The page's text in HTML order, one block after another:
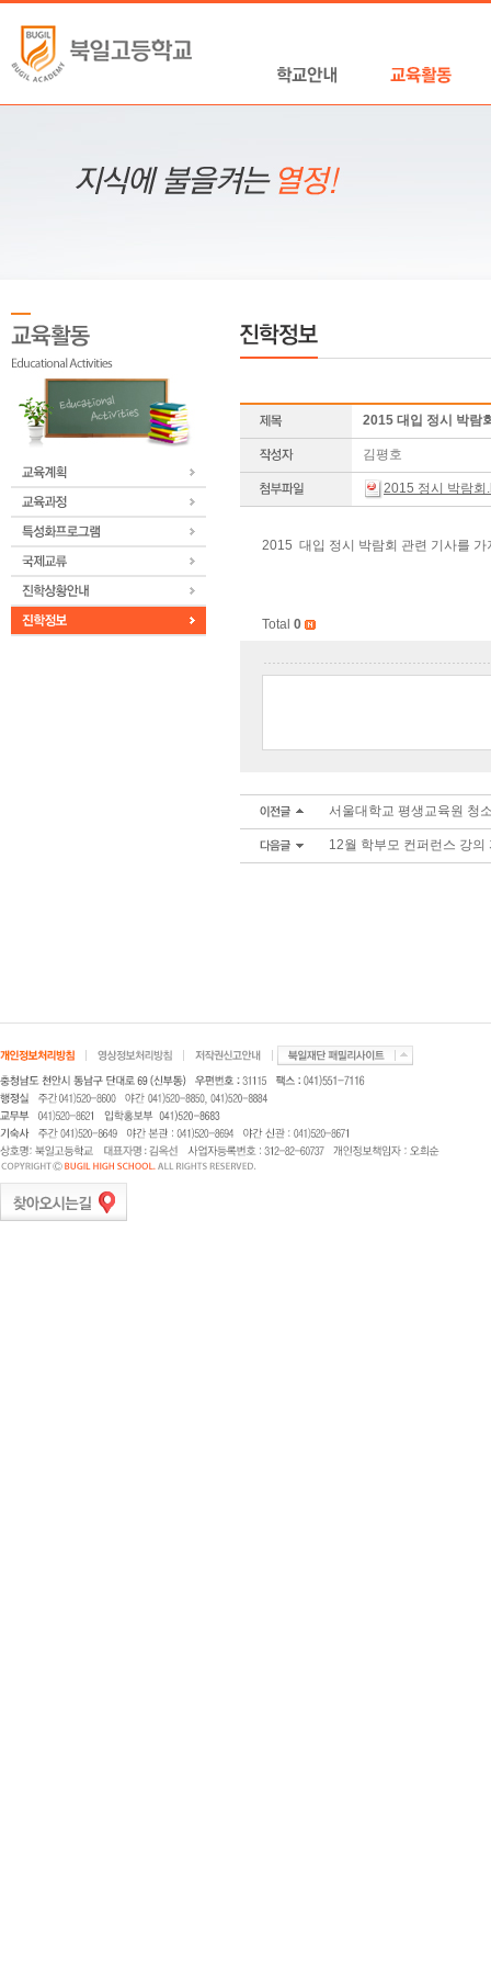
2015 대입 정시 박람
김평호
2015 정시 박람회
2015 대입 정시 박람회 관련 기사를
Total 0
서울대학교 평생교육원 청
12월 학부모 컨퍼런스 강의